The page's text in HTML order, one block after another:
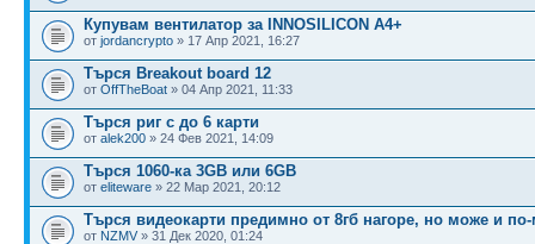
Купувам вентилатор за INNOSILICON A4+
от jordancrypto » 17 Апр 2021, 16:27
Търся Breakout board 12
от OffTheBoat » 04 Апр 2021, 11:33
Търся риг с до 6 карти
от alek200 » 24 Фев 2021, 14:09
Търся 1060-ка 3GB или 6GB
от eliteware » 22 Мар 2021, 20:12
Търся видеокарти предимно от 8гб нагоре, но може и
от NZMV » 31 Дек 2020, 01:24